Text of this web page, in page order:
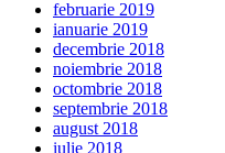
februarie 2019
ianuarie 2019
decembrie 2018
noiembrie 2018
octombrie 2018
septembrie 2018
august 2018
iulie 2018